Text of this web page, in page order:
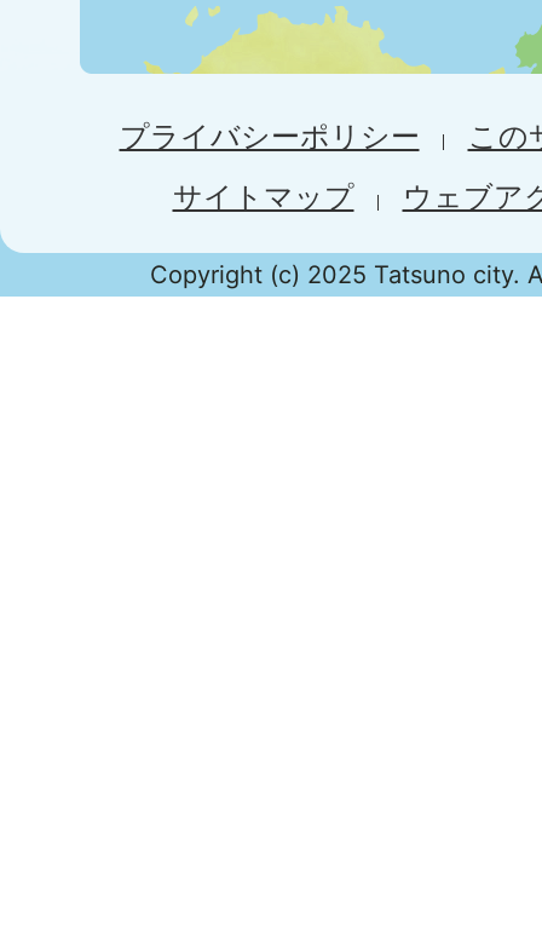
プライバシーポリシー
この
サイトマップ
ウェブア
Copyright (c) 2025 Tatsuno city.